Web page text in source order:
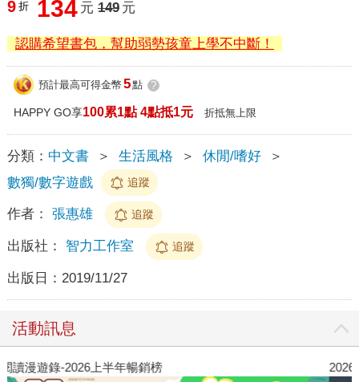
9 折 134 元 149 元
認購希望書包，幫助弱勢孩童上學不中斷！
預計最高可得金幣 5點 ?
HAPPY GO享100累1點 4點抵1元 折抵無上限
分類： 中文書 ＞ 生活風格 ＞ 休閒/嗜好
＞
數獨/數字遊戲
追蹤
作者： 張惠雄 追蹤
出版社： 智力工作室 追蹤
出版日： 2019/11/27
活動訊息
閱讀漫遊錄-2026上半年暢銷榜